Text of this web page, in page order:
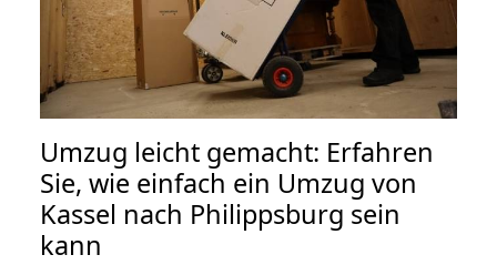
Umzug leicht gemacht: Erfahren
Sie, wie einfach ein Umzug von
Kassel nach Philippsburg sein
kann